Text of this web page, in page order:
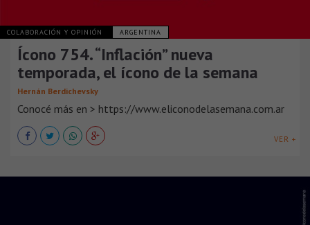
COLABORACIÓN Y OPINIÓN ARGENTINA
Ícono 754. “Inflación” nueva
temporada, el ícono de la semana
Hernán Berdichevsky
Conocé más en > https://www.eliconodelasemana.com.ar
VER +